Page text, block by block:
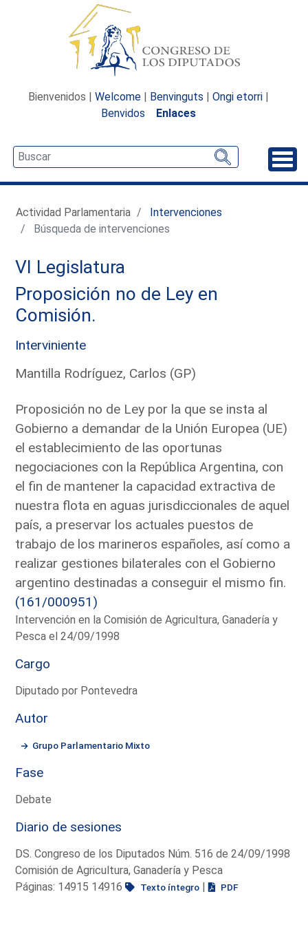
Bienvenidos | Welcome | Benvinguts | Ongi etorri |
Benvidos
Enlaces
Actividad Parlamentaria
Intervenciones
Búsqueda de intervenciones
VI Legislatura
Proposición no de Ley en
Comisión.
Interviniente
Mantilla Rodríguez, Carlos (GP)
Proposición no de Ley por la que se insta al
Gobierno a demandar de la Unión Europea (UE)
el establecimiento de las oportunas
negociaciones con la República Argentina, con
el fin de mantener la capacidad extractiva de
nuestra flota en aguas jurisdiccionales de aquel
país, a preservar los actuales puestos de
trabajo de los marineros españoles, así como a
realizar gestiones bilaterales con el Gobierno
argentino destinadas a conseguir el mismo fin.
(161/000951)
Intervención en la Comisión de Agricultura, Ganadería y
Pesca el 24/09/1998
Cargo
Diputado por Pontevedra
Autor
Grupo Parlamentario Mixto
Fase
Debate
Diario de sesiones
DS. Congreso de los Diputados Núm. 516 de 24/09/1998
Comisión de Agricultura, Ganadería y Pesca
Páginas: 14915 14916
Texto íntegro | PDF